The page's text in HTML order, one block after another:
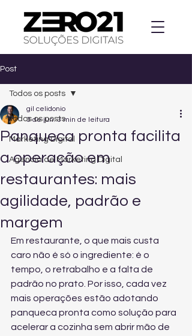
Post
Todos os posts
Marketing Digital
Agencia de Marketing Digital
Todos os posts
Panqueca pronta facilita
a operação em
restaurantes: mais
agilidade, padrão e
margem
gil celidonio
3 de jun. 3 min de leitura
Em restaurante, o que mais custa
caro não é só o ingrediente: é o
tempo, o retrabalho e a falta de
padrão no prato. Por isso, cada vez
mais operações estão adotando
panqueca pronta como solução para
acelerar a cozinha sem abrir mão de